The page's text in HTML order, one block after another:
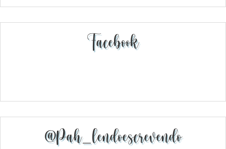
Facebook
@pah_lendoescrevendo